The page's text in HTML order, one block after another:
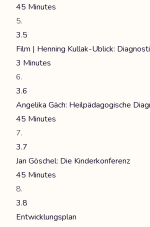
45 Minutes
3.5
Film | Henning Kullak-Ublick:
3 Minutes
3.6
Angelika Gäch: Heilpädagogische
45 Minutes
3.7
Jan Göschel: Die Kinderkonferenz
45 Minutes
3.8
Entwicklungsplan